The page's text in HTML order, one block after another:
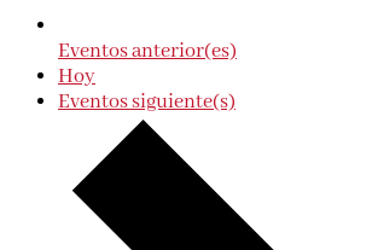
Eventosanterior(es)
Hoy
Eventossiguiente(s)